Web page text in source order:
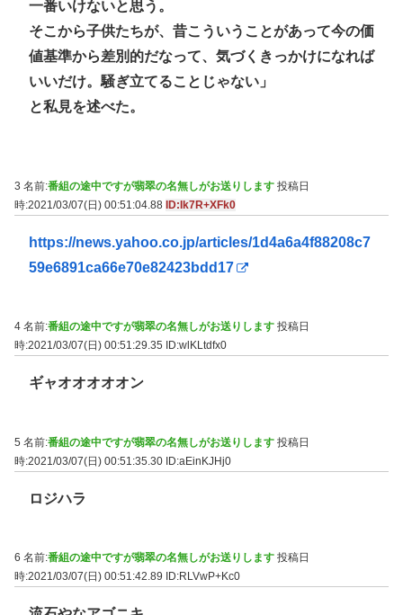
一番いけないと思う。
そこから子供たちが、昔こういうことがあって今の価
値基準から差別的だなって、気づくきっかけになれば
いいだけ。騒ぎ立てることじゃない」
と私見を述べた。
3 名前:番組の途中ですが翡翠の名無しがお送りします 投稿日
時:2021/03/07(日) 00:51:04.88 ID:Ik7R+XFk0
https://news.yahoo.co.jp/articles/1d4a6a4f88208c7
59e6891ca66e70e82423bdd17
4 名前:番組の途中ですが翡翠の名無しがお送りします 投稿日
時:2021/03/07(日) 00:51:29.35
ID:wlKLtdfx0
ギャオオオオオン
5 名前:番組の途中ですが翡翠の名無しがお送りします 投稿日
時:2021/03/07(日) 00:51:35.30 ID:aEinKJHj0
ロジハラ
6 名前:番組の途中ですが翡翠の名無しがお送りします 投稿日
時:2021/03/07(日) 00:51:42.89
ID:RLVwP+Kc0